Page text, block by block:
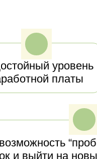
уровень
платы
и выйти на